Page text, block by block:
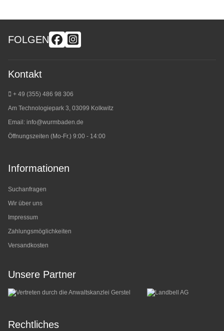
FOLGEN
Kontakt
+ 49 (355) 486 98 306
Am Technologiepark 3, 03099 Kolkwitz
Email: info@wurmbaden.de
Öffnungszeiten (Mo-Fr.) 9:00 - 14:00
Informationen
Suchanfragen
Wir über uns
Impressum
Zahlungsmöglichkeiten
Versandkosten
Unsere Partner
Rechtliches